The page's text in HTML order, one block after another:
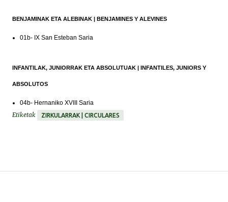
BENJAMINAK ETA ALEBINAK | BENJAMINES Y ALEVINES
01b- IX San Esteban Saria
INFANTILAK, JUNIORRAK ETA ABSOLUTUAK | INFANTILES, JUNIORS Y
ABSOLUTOS
04b- Hernaniko XVIII Saria
Etiketak ZIRKULARRAK | CIRCULARES